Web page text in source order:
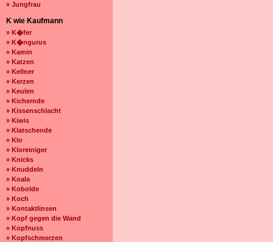
» Jungfrau
K wie Kaufmann
» K�fer
» K�ngurus
» Kamin
» Katzen
» Kellner
» Kerzen
» Keulen
» Kichernde
» Kissenschlacht
» Kiwis
» Klatschende
» Klo
» Kloreiniger
» Knicks
» Knuddeln
» Koala
» Kobolde
» Koch
» Kontaktlinsen
» Kopf gegen die Wand
» Kopfnuss
» Kopfschmerzen